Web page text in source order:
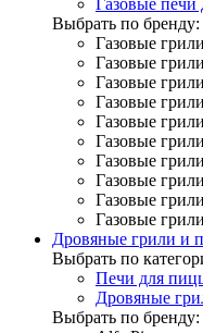
Выбрать по бренду:
Газовые
Газовые
Газовые
Газовые
Газовые
Газовые
Газовые
Газовые
Газовые
Газовые
Дровяные грили и
Выбрать по
Печи для
Дровяные
Выбрать по бренду: